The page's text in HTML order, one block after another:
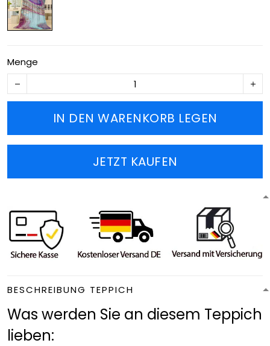
Menge
IN DEN WARENKORB LEGEN
JETZT KAUFEN
BESCHREIBUNG TEPPICH
Was werden Sie an diesem Teppich
lieben: